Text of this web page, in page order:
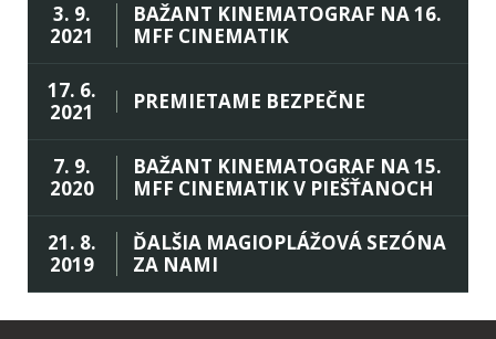
3. 9.
2021
BAŽANT KINEMATOGRAF NA 16.
MFF CINEMATIK
17. 6.
2021
PREMIETAME BEZPEČNE
7. 9.
2020
BAŽANT KINEMATOGRAF NA 15.
MFF CINEMATIK V PIEŠŤANOCH
21. 8.
2019
ĎALŠIA MAGIOPLÁŽOVÁ SEZÓNA
ZA NAMI